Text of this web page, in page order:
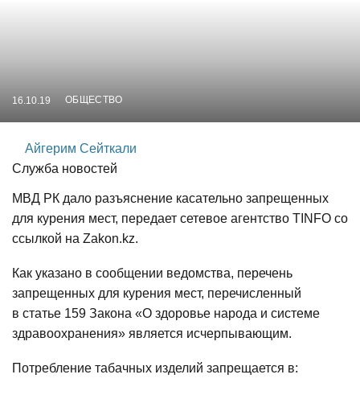
16.10.19 ОБЩЕСТВО
Айгерим Сейткали
Служба новостей
МВД РК дало разъяснение касательно запрещенных
для курения мест, передает сетевое агентство TINFO со
ссылкой на Zakon.kz.
Как указано в сообщении ведомства, перечень
запрещенных для курения мест, перечисленный
в статье 159 Закона «О здоровье народа и системе
здравоохранения» является исчерпывающим.
Потребление табачных изделий запрещается в: